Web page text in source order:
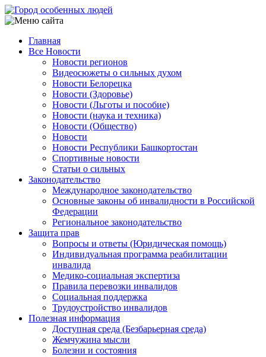
Перейти
к
содержанию
Main
navigation
Главная
Все Новости
Новости регионов
Видеосюжеты о сильных духом
Новости Белорецка
Новости (Здоровье)
Новости (Льготы и пособие)
Новости (наука и техника)
Новости (Общество)
Новости
Новости Республики Башкортостан
Спортивные новости
Статьи о сильных
Законодательство
Международное законодательство
Основные законы об инвалидности в Российской
Федерации
Региональное законодательство
Защита прав
Вопросы и ответы (Юридическая помощь)
Индивидуальная программа реабилитации
инвалида
Медико-социальная экспертиза
Правила перевозки инвалидов
Социальная поддержка
Трудоустройство инвалидов
Полезная информация
Доступная среда (Безбарьерная среда)
Жемчужина мысли
Болезни и состояния